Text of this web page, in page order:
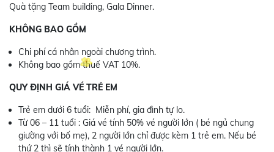
Quà tặng Team building, Gala Dinner.
KHÔNG BAO GỒM
Chi phí cá nhân ngoài chương trình.
Không bao gồm thuế VAT 10%.
QUY ĐỊNH GIÁ VÉ TRẺ EM
Trẻ em dưới 6 tuổi: Miễn phí, gia đình tự lo.
Từ 06 – 11 tuổi : Giá vé tính 50% vé người lớn ( bé ngủ chung
giường với bố mẹ), 2 người lớn chỉ được kèm 1 trẻ em. Nếu bé
thứ 2 thì sẽ tính thành 1 vé người lớn.